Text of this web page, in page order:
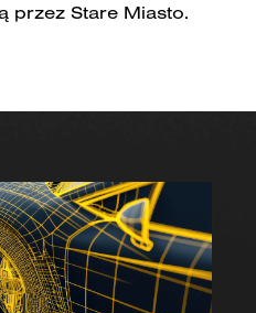
przez Stare Miasto.